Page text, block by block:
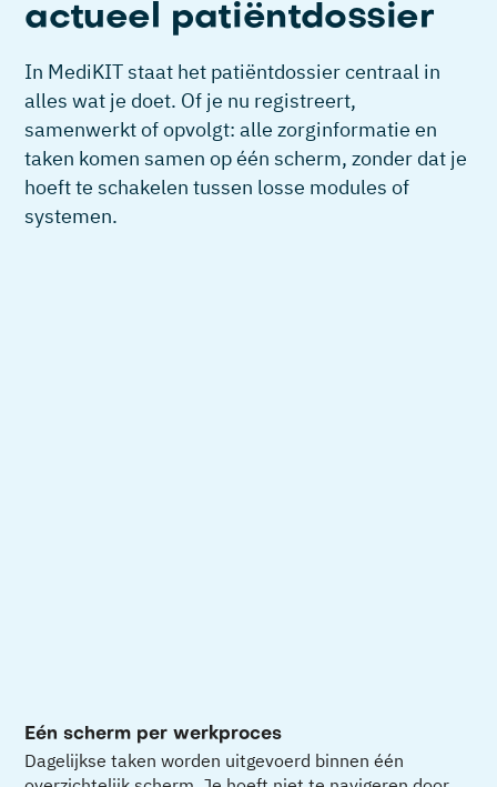
actueel patiëntdossier
In MediKIT staat het patiëntdossier centraal in
alles wat je doet. Of je nu registreert,
samenwerkt of opvolgt: alle zorginformatie en
taken komen samen op één scherm, zonder dat je
hoeft te schakelen tussen losse modules of
systemen.
Eén scherm per werkproces
Dagelijkse taken worden uitgevoerd binnen één